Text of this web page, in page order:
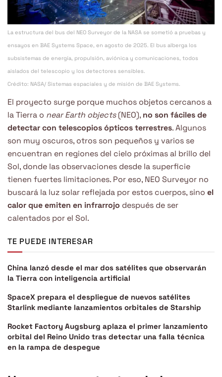
La estructura del bus del NEO Surveyor de la NASA se sometió a pruebas y
ensayos en BAE Systems Space, en agosto de 2025. El bus alberga los
subsistemas de energía, propulsión, aviónica y comunicaciones, todos
aislados del telescopio y los detectores sensibles.
Crédito: NASA/ Sistemas espaciales y de misión de BAE Systems.
El proyecto surge porque muchos objetos cercanos a
la Tierra o near Earth objects(NEO), no son fáciles de
detectar con telescopios ópticos terrestres. Algunos
son muy oscuros, otros son pequeños y varios se
encuentran en regiones del cielo próximas al brillo del
Sol, donde las observaciones desde la superficie
tienen fuertes limitaciones. Por eso, NEO Surveyor no
buscará la luz solar reflejada por estos cuerpos, sino el
calor que emiten en infrarrojo después de ser
calentados por el Sol.
TE PUEDE INTERESAR
China lanzó desde el mar dos satélites que observarán
la Tierra con inteligencia artificial
SpaceX prepara el despliegue de nuevos satélites
Starlink mediante lanzamientos orbitales de Starship
Rocket Factory Augsburg aplaza el primer lanzamiento
orbital del Reino Unido tras detectar una falla técnica
en la rampa de despegue